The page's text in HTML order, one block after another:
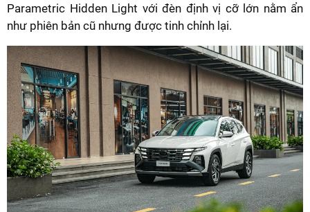
Parametric Hidden Light với đèn định vị cỡ lớn nằm ẩn
như phiên bản cũ nhưng được tinh chỉnh lại.